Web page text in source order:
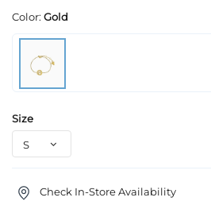
Color: Gold
Size
Check In-Store Availability